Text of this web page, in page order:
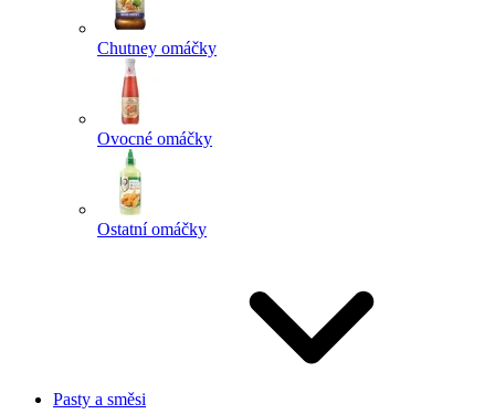
Chutney omáčky
Ovocné omáčky
Ostatní omáčky
Pasty a směsi